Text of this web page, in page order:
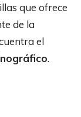
que ofrece
de la
el
.